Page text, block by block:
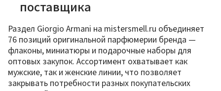
поставщика
Раздел Giorgio Armani на mistersmell.ru объединяет
76 позиций оригинальной парфюмерии бренда —
флаконы, миниатюры и подарочные наборы для
оптовых закупок. Ассортимент охватывает как
мужские, так и женские линии, что позволяет
закрывать потребности разных покупательских